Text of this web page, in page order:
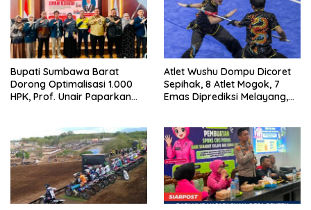
Bupati Sumbawa Barat
Dorong Optimalisasi 1.000
HPK, Prof. Unair Paparkan
Atlet Wushu Dompu Dicoret
Sepihak, 8 Atlet Mogok, 7
Emas Diprediksi Melayang,